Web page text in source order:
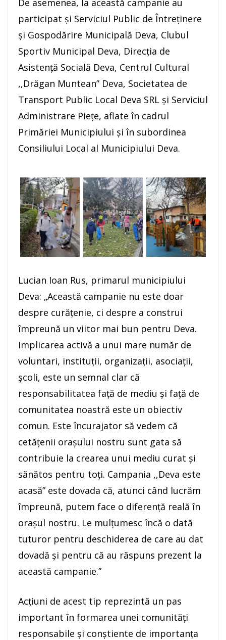
De asemenea, la această campanie au
participat și Serviciul Public de Întreținere
și Gospodărire Municipală Deva, Clubul
Sportiv Municipal Deva, Direcția de
Asistență Socială Deva, Centrul Cultural
,,Drăgan Muntean” Deva, Societatea de
Transport Public Local Deva SRL și Serviciul
Administrare Piețe, aflate în cadrul
Primăriei Municipiului și în subordinea
Consiliului Local al Municipiului Deva.
Lucian Ioan Rus, primarul municipiului
Deva: „Această campanie nu este doar
despre curățenie, ci despre a construi
împreună un viitor mai bun pentru Deva.
Implicarea activă a unui mare număr de
voluntari, instituții, organizații, asociații,
școli, este un semnal clar că
responsabilitatea față de mediu și față de
comunitatea noastră este un obiectiv
comun. Este încurajator să vedem că
cetățenii orașului nostru sunt gata să
contribuie la crearea unui mediu curat și
sănătos pentru toți. Campania ,,Deva este
acasă” este dovada că, atunci când lucrăm
împreună, putem face o diferență reală în
orașul nostru. Le mulțumesc încă o dată
tuturor pentru deschiderea de care au dat
dovadă și pentru că au răspuns prezent la
această campanie.”
Acțiuni de acest tip reprezintă un pas
important în formarea unei comunități
responsabile și conștiente de importanța